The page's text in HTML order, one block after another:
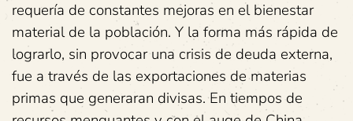
requería de constantes mejoras en el bienestar
material de la población. Y la forma más rápida de
lograrlo, sin provocar una crisis de deuda externa,
fue a través de las exportaciones de materias
primas que generaran divisas. En tiempos de